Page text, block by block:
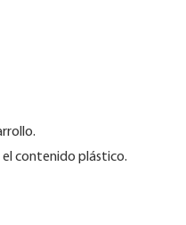
el contenido plástico.